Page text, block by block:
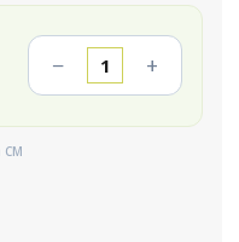
− +
СМ